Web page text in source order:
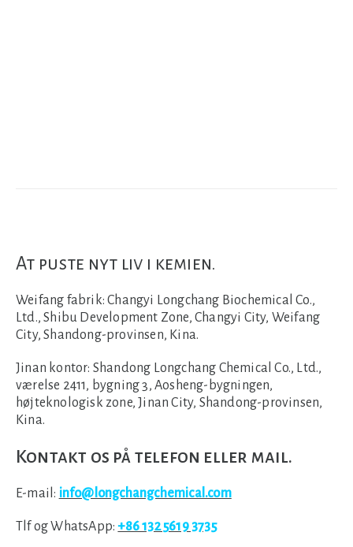
At puste nyt liv i kemien.
Weifang fabrik: Changyi Longchang Biochemical Co.,
Ltd., Shibu Development Zone, Changyi City, Weifang
City, Shandong-provinsen, Kina.
Jinan kontor: Shandong Longchang Chemical Co., Ltd.,
værelse 2411, bygning 3, Aosheng-bygningen,
højteknologisk zone, Jinan City, Shandong-provinsen,
Kina.
Kontakt os på telefon eller mail.
E-mail: info@longchangchemical.com
Tlf og WhatsApp:+86 132 5619 3735